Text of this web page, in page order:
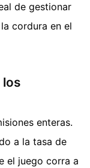
de gestionar
cordura en el
los
enteras.
a la tasa de
el juego corra a